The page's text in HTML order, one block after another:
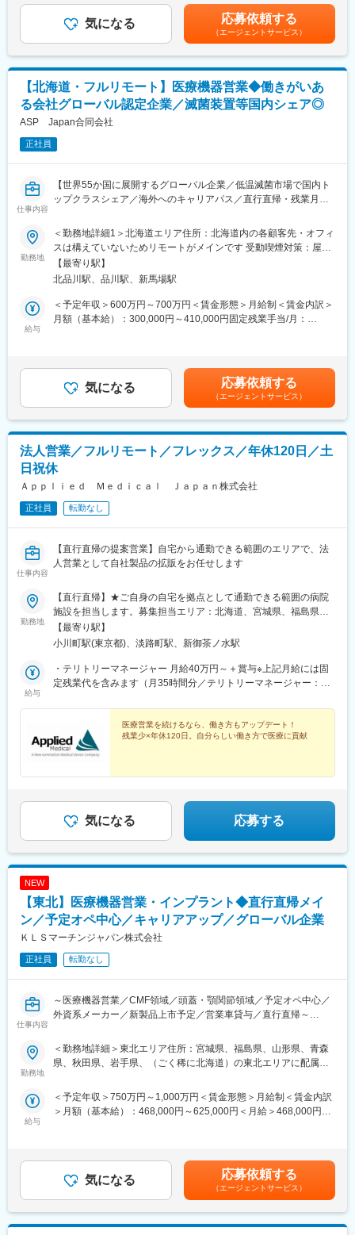
カーとして、世界の歯科業界と患者さんに向け、革新的なサービ
スを130年にわたり提供しています。デンタルソリューションカ
ンパニーであるデンツプライシロナの総合的なソリューション製
品には、消耗品、装置、テクノロジー、専門製品におよぶ主要な
製品ブランドがあります。
変更の範囲：会社の定める業務
医師や医療従事者に対して、不整脈のアブレーション治療に使用
されるカテーテルや心臓内3Dマッピングシステムなどの医療機器
・最新の医療関連情報の提供、サポート（勉強・セミナーの主催
など）
・販売代理店へのサポート（製品情報の提供、勉強会の主催な
ど）
・各種学会への参加
＜営業スタイル＞
心臓病の一種である不整脈を治療するための医療機器を提案しま
す。製品のスペシャリストとして、「この患者にはどのように使
用するか」を医師に提言しながら、販売を行うコンサルティング
に近い営業スタイルです。実際に手術現場に立ち合い、医療従事
■研修・教育制度：
入社後は約3か月の研修を行っています。座学研修だけでなく、実
際に担当する製品の操作を頂くなど基礎的な知識を身につけてか
レーナーからのインプットなど業界知識や製品知識を学ぶ機会は
非常に豊富ですので業界未経験であってもご安心ください。
積極的に推進しています。また「社内インターンシップ」を導入
しており、今の仕事を続けたまま興味のある仕事を６ヵ月間体験
できる制度あるため、マネージャーだけでなくマーケティングや
管理部門など幅広いポジションにチャレンジできる環境がありま
す。
変更の範囲：会社の定める業務
給与補足＞※上記は、セールスインセンティブのターゲット金額を
含めた理論年収となります。セールスインセンティブは個人業績
により算定されます。※具体的な年収金額については能力・経験等
を考慮して決定・提示いたします。賃金はあくまでも目安の金額
であり、選考を通じて上下する可能性があります。月給(月額)は固
定手当を含めた表記です。
気になる 応募依頼する
（エージェントサービス）
【北海道・フルリモート】医療機器営業◆働きがいあ
る会社グローバル認定企業／滅菌装置等国内シェア◎
ASP Japan合同会社
正社員
仕事内容
【世界55か国に展開するグローバル企業／低温滅菌市場で国内ト
ップクラスシェア／海外へのキャリアパス／直行直帰・残業月平
■業務内容：
北海道エリアにて洗浄滅菌領域製品の営業をお任せします。
■業務詳細：
・過酸化水素プラズマ滅菌器・内視鏡洗浄消毒器本体および消耗
品の販売・管理
・代理店と連携して、既存顧客への定期訪問による現状伺い、ニ
ーズ把握、クロスセル／アップセル展開等の提案営業
・代理店と連携しての、病院へのアプローチ展開
・顧客からの質問や問い合わせの対応（製品詳細、学術情報など
各種ライフサイエンス情報等）
■取り扱い製品：
・過酸化水素プラズマ滅菌器
・内視鏡洗浄消毒器本体および消耗品
各商材単価は5000万円から1億円以上のものが中心です。
■当社の営業の魅力：
当社では営業部内でのチームプレーを大事にしており、全国のセ
ります。
また製品ラインナップが豊富なため、病院で多様な科へ製品を提
供でき、セールスにとって最もモチベーションアップへとつなが
ります。社内のアワードもあり、海外に行く機会もあります。
■今後のキャリア：
将来的には営業以外の職種へのキャリアパスも可能です。
入社初日は東京オフィスに行き、その後在宅や同行をしながら2か
月間の営業研修を受けます。グローバル企業ですが，国内の病院
に向けての営業活動が主となります。同社の管理ツールも用意し
■配属部署：
現在、日本に9つの営業チームがあり、それぞれ3～7人の営業社
員がいます。
■働き甲斐のある企業3年連続で「Great Place To WorkR」認定
https://hatarakigai.info/ranking/certified_companies/1031_3688.html
変更の範囲：会社の定める業務
勤務地
＜勤務地詳細1＞北海道エリア住所：北海道内の各顧客先・オフィ
スは構えていないためリモートがメインです 受動喫煙対策：屋内
全面禁煙＜勤務地詳細2＞本社住所：東京都港区港南2-15-2 品川
インターシティB棟6F勤務地最寄駅：JR各線／品川駅受動喫煙対
ーク含む）
【最寄り駅】
北品川駅、品川駅、新馬場駅
給与
＜予定年収＞600万円～700万円＜賃金形態＞月給制＜賃金内訳＞
月額（基本給）：300,000円～410,000円固定残業手当/月：
給：有り■賞与：有り賃金はあくまでも目安の金額であり、選考を
通じて上下する可能性があります。月給(月額)は固定手当を含めた
表記です。
気になる 応募依頼する
（エージェントサービス）
法人営業／フルリモート／フレックス／年休120日／土
日祝休
Ａｐｐｌｉｅｄ Ｍｅｄｉｃａｌ Ｊａｐａｎ株式会社
正社員 転勤なし
仕事内容
【直行直帰の提案営業】自宅から通勤できる範囲のエリアで、法
人営業として自社製品の拡販をお任せします
勤務地
【直行直帰】★ご自身の自宅を拠点として通勤できる範囲の病院
施設を担当します。募集担当エリア：北海道、宮城県、福島県、
東京都★U・Iターン歓迎★自宅を事務所とし、直行直帰で通勤で
きる範囲をテリトリーとして担当していただきます（出張あり）
GATE 6F＜アクセス＞・都営新宿線「小川町」徒歩5分・東京メト
ロ千代田線「新御茶ノ水」、丸ノ内線「淡路町」徒歩6分・
【最寄り駅】
小川町駅(東京都)、淡路町駅、新御茶ノ水駅
給与
・テリトリーマネージャー 月給40万円～＋賞与※上記月給には固
定残業代を含みます（月35時間分／テリトリーマネージャー：10
能力・スキルを考慮のうえ決定します※詳細はオファー時にご確認
医療営業を続けるなら、働き方もアップデート！
残業少×年休120日。自分らしい働き方で医療に貢献
気になる 応募する
NEW
【東北】医療機器営業・インプラント◆直行直帰メイ
ン／予定オペ中心／キャリアアップ／グローバル企業
ＫＬＳマーチンジャパン株式会社
正社員 転勤なし
仕事内容
～医療機器営業／CMF領域／頭蓋・顎関節領域／予定オペ中心／
外資系メーカー／新製品上市予定／営業車貸与／直行直帰～
南ドイツに本社を持つ医療機器メーカーの日本法人です。同企業
は日本での設立から30年を迎え、現在ビジネスモデルの変換期に
あります。
目指すメンバーとして、日本市場における製品の普及と今後控え
る製品群の Pre-launch sales activities 関連する業務に従事頂きま
・大学病院や基幹病院を中心に、頭蓋・顎関節領域のインプラン
ト製品（チタン・吸収性プレート）の提案
・医師や医局との関係構築、症例に応じた製品選定・提案
・既存顧客対応中心、売上拡大に向けた新規顧客開拓も実施
・学会や医局説明会での情報提供、ワークショップ対応
勤務地
＜勤務地詳細＞東北エリア住所：宮城県、福島県、山形県、青森
県、秋田県、岩手県、（ごく稀に北海道）の東北エリアに配属に
事業所（リモートワーク含む）
給与
＜予定年収＞750万円～1,000万円＜賃金形態＞月給制＜賃金内訳
＞月額（基本給）：468,000円～625,000円＜月給＞468,000円～
ージャーポジションの場合は管理監督者扱いになります賃金はあ
くまでも目安の金額であり、選考を通じて上下する可能性があり
ます。月給(月額)は固定手当を含めた表記です。
気になる 応募依頼する
（エージェントサービス）